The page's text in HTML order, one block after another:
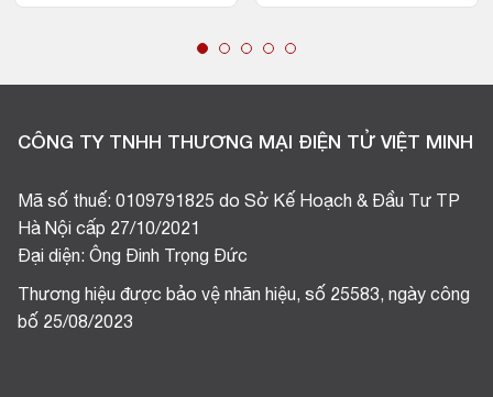
CÔNG TY TNHH THƯƠNG MẠI ĐIỆN TỬ VIỆT MINH
Mã số thuế: 0109791825 do Sở Kế Hoạch & Đầu Tư TP
Hà Nội cấp 27/10/2021
Đại diện: Ông Đinh Trọng Đức
Thương hiệu được bảo vệ nhãn hiệu, số 25583, ngày công
bố 25/08/2023